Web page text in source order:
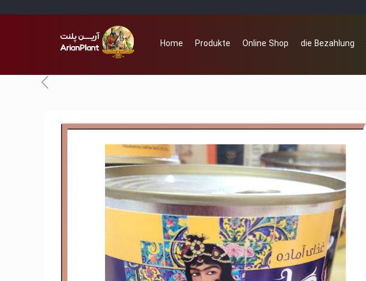
Home Produkte Online Shop die Bezahlung